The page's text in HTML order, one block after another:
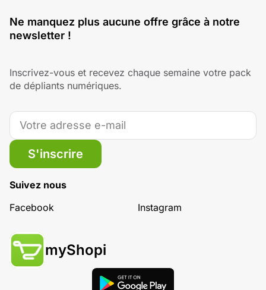
Ne manquez plus aucune offre grâce à notre
newsletter !
Inscrivez-vous et recevez chaque semaine votre pack
de dépliants numériques.
S'inscrire
Suivez nous
Facebook
Instagram
myShopi